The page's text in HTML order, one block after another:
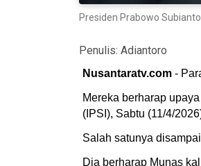
Presiden Prabowo
Penulis: Adiantoro
Nusantaratv.com -
Mereka berharap
(IPSI), Sabtu (11/4/
Salah satunya
Dia berharap Munas